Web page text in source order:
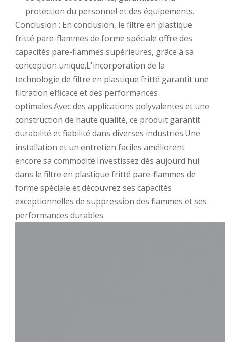
protection du personnel et des équipements.
Conclusion : En conclusion, le filtre en plastique
fritté pare-flammes de forme spéciale offre des
capacités pare-flammes supérieures, grâce à sa
conception unique.L'incorporation de la
technologie de filtre en plastique fritté garantit une
filtration efficace et des performances
optimales.Avec des applications polyvalentes et une
construction de haute qualité, ce produit garantit
durabilité et fiabilité dans diverses industries.Une
installation et un entretien faciles améliorent
encore sa commodité.Investissez dès aujourd'hui
dans le filtre en plastique fritté pare-flammes de
forme spéciale et découvrez ses capacités
exceptionnelles de suppression des flammes et ses
performances durables.